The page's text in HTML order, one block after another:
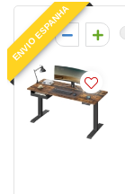
ENVIO ESPANHA
0